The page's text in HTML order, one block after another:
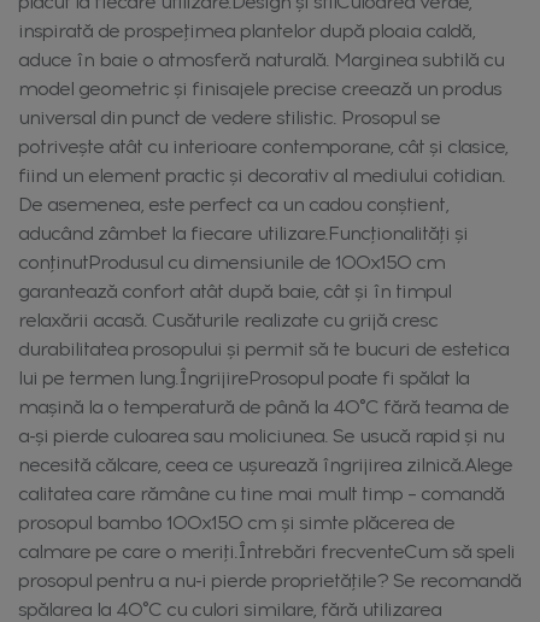
inspirată de prospețimea plantelor după ploaia caldă,
aduce în baie o atmosferă naturală. Marginea subtilă cu
model geometric și finisajele precise creează un produs
universal din punct de vedere stilistic. Prosopul se
potrivește atât cu interioare contemporane, cât și clasice,
fiind un element practic și decorativ al mediului cotidian.
De asemenea, este perfect ca un cadou conștient,
aducând zâmbet la fiecare utilizare.Funcționalități și
conținutProdusul cu dimensiunile de 100x150 cm
garantează confort atât după baie, cât și în timpul
relaxării acasă. Cusăturile realizate cu grijă cresc
durabilitatea prosopului și permit să te bucuri de estetica
lui pe termen lung.ÎngrijireProsopul poate fi spălat la
mașină la o temperatură de până la 40°C fără teama de
a-și pierde culoarea sau moliciunea. Se usucă rapid și nu
necesită călcare, ceea ce ușurează îngrijirea zilnică.Alege
calitatea care rămâne cu tine mai mult timp – comandă
prosopul bambo 100x150 cm și simte plăcerea de
calmare pe care o meriți.Întrebări frecventeCum să speli
prosopul pentru a nu-i pierde proprietățile? Se recomandă
spălarea la 40°C cu culori similare, fără utilizarea